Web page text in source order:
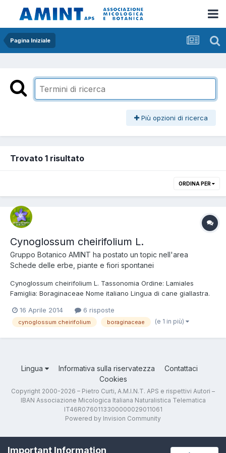
Pagina Iniziale
Più opzioni di ricerca
Trovato 1 risultato
ORDINA PER
Cynoglossum cheirifolium L.
Gruppo Botanico AMINT ha postato un topic nell'area
Schede delle erbe, piante e fiori spontanei
Cynoglossum cheirifolium L. Tassonomia Ordine: Lamiales
Famiglia: Boraginaceae Nome italiano Lingua di cane giallastra.
da un tomento biancastro, alta fino a 50 cm; fusti eretti, semplici
o ramificati fin dalla bas...
16 Aprile 2014 6 risposte
cynoglossum cheirifolium boraginaceae (e 1 in più)
Lingua Informativa sulla riservatezza
Contattaci
Cookies
Copyright 2000-2026 – Pietro Curti, A.M.I.N.T. APS e rispettivi Autori –
IBAN Associazione Micologica Italiana Naturalistica Telematica
IT46R0760113300000029011061
Powered by Invision Community
Important Information